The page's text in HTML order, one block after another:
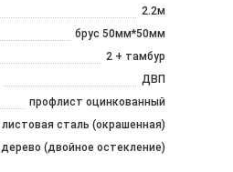
2.2м
брус 50мм*50мм
2 + тамбур
ДВП
профлист оцинкованный
листовая сталь (окрашенная)
дерево (двойное остекление)